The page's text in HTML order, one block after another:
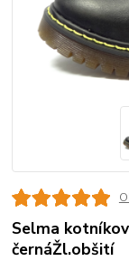
Selma
černáŽl.obšití